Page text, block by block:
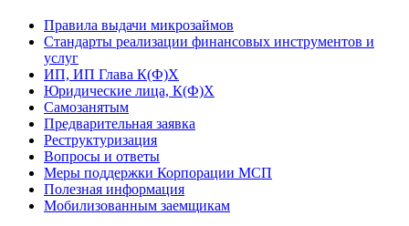
Правила выдачи микрозаймов
Стандарты реализации финансовых инструментов и
услуг
ИП, ИП Глава К(Ф)Х
Юридические лица, К(Ф)Х
Самозанятым
Предварительная заявка
Реструктуризация
Вопросы и ответы
Меры поддержки Корпорации МСП
Полезная информация
Мобилизованным заемщикам